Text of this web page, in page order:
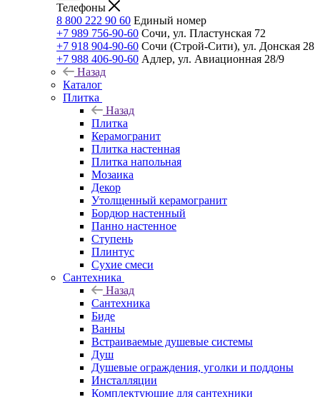
Телефоны
8 800 222 90 60 Единый номер
+7 989 756-90-60 Сочи, ул. Пластунская 72
+7 918 904-90-60 Сочи (Строй-Сити), ул. Донская 28
+7 988 406-90-60 Адлер, ул. Авиационная 28/9
Назад
Каталог
Плитка
Назад
Плитка
Керамогранит
Плитка настенная
Плитка напольная
Мозаика
Декор
Утолщенный керамогранит
Бордюр настенный
Панно настенное
Ступень
Плинтус
Сухие смеси
Сантехника
Назад
Сантехника
Биде
Ванны
Встраиваемые душевые системы
Душ
Душевые ограждения, уголки и поддоны
Инсталляции
Комплектующие для сантехники